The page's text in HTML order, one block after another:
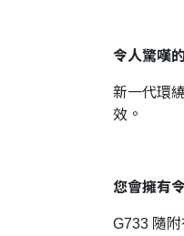
令人驚嘆
新一代環
效。
您會擁有
G733 隨